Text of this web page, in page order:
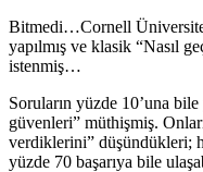
Bitmedi…Cornell
yapılmış ve klasik “Nasıl
istenmiş…
Soruların yüzde 10’una
güvenleri” müthişmiş.
verdiklerini” düşündükleri;
yüzde 70 başarıya bile